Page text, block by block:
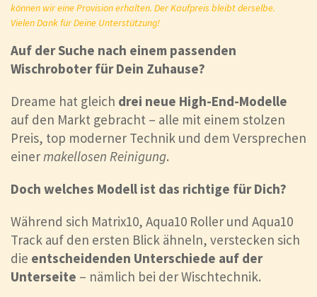
können wir eine Provision erhalten. Der Kaufpreis bleibt derselbe.
Vielen Dank für Deine Unterstützung!
Auf der Suche nach einem passenden
Wischroboter für Dein Zuhause?
Dreame hat gleich drei neue High-End-Modelle
auf den Markt gebracht – alle mit einem stolzen
Preis, top moderner Technik und dem Versprechen
einermakellosen Reinigung.
Doch welches Modell ist das richtige für Dich?
Während sich Matrix10, Aqua10 Roller und Aqua10
Track auf den ersten Blick ähneln, verstecken sich
die entscheidenden Unterschiede auf der
Unterseite – nämlich bei der Wischtechnik.